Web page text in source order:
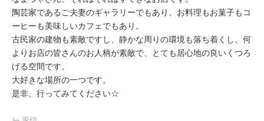
陶芸家であるご夫妻のギャラリーでもあり、お料理もお菓子もコ
ーヒーも美味しいカフェでもあり。
古民家の建物も素敵ですし、静かな周りの環境も落ち着くし、何
よりお店の皆さんのお人柄が素敵で、とても居心地の良いくつろ
げる空間です。
大好きな場所の一つです。
是非、行ってみてください☆